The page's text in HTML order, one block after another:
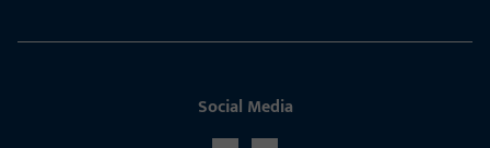
Social Media